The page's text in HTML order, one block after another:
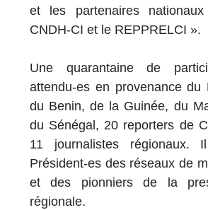
et les partenaires
CNDH-CI et le REPPRELCI ».
Une quarantaine de
attendu-es en provenance du
du Benin, de la Guinée, du
du Sénégal, 20 reporters de
11 journalistes régionaux.
Président-es des réseaux de
et des pionniers de la
régionale.